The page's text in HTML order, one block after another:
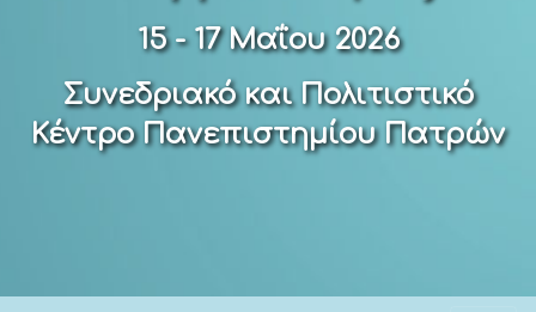
15 - 17 Μαΐου 2026
Συνεδριακό και Πολιτιστικό
Κέντρο Πανεπιστημίου Πατρών